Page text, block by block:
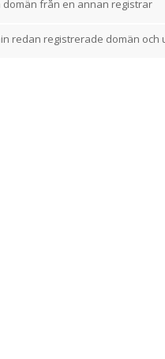
domän från en annan registrar
redan registrerade domän